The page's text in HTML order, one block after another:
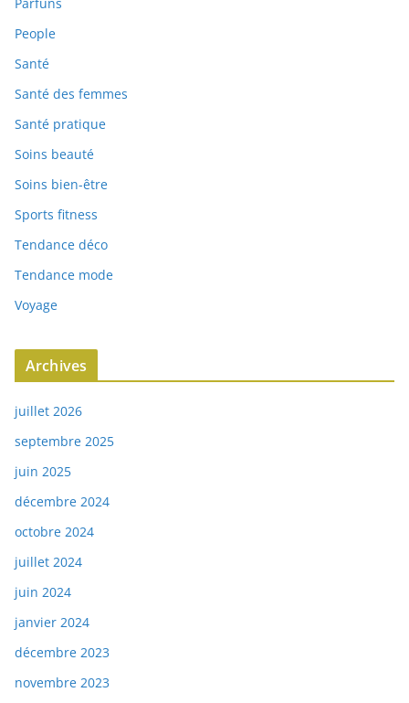
People
Santé
Santé des femmes
Santé pratique
Soins beauté
Soins bien-être
Sports fitness
Tendance déco
Tendance mode
Voyage
Archives
juillet 2026
septembre 2025
juin 2025
décembre 2024
octobre 2024
juillet 2024
juin 2024
janvier 2024
décembre 2023
novembre 2023